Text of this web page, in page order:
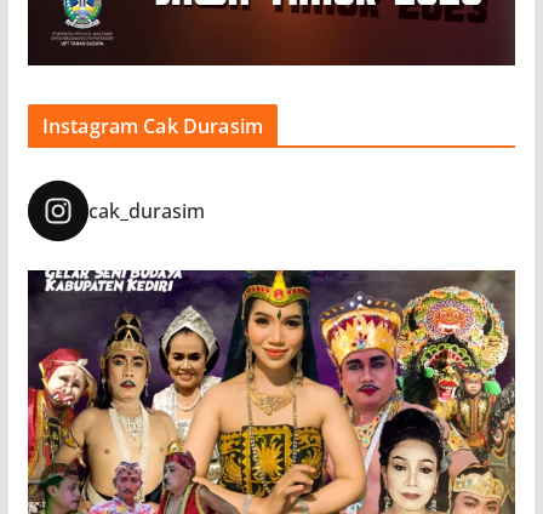
Instagram Cak Durasim
cak_durasim